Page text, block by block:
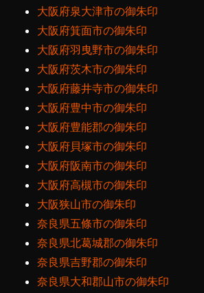
大阪府泉大津市の御朱印
大阪府箕面市の御朱印
大阪府羽曳野市の御朱印
大阪府茨木市の御朱印
大阪府藤井寺市の御朱印
大阪府豊中市の御朱印
大阪府豊能郡の御朱印
大阪府貝塚市の御朱印
大阪府阪南市の御朱印
大阪府高槻市の御朱印
大阪狭山市の御朱印
奈良県五條市の御朱印
奈良県北葛城郡の御朱印
奈良県吉野郡の御朱印
奈良県大和郡山市の御朱印